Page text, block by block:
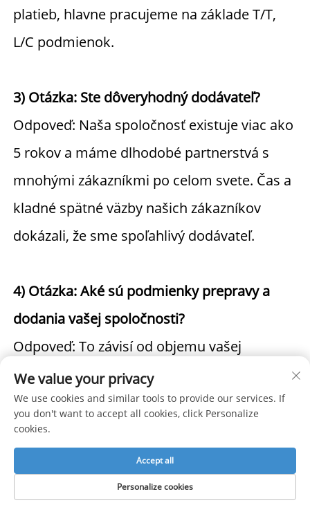
platieb, hlavne pracujeme na základe T/T,
L/C podmienok.
3) Otázka: Ste dôveryhodný dodávateľ?
Odpoveď: Naša spoločnosť existuje viac ako
5 rokov a máme dlhodobé partnerstvá s
mnohými zákazníkmi po celom svete. Čas a
kladné spätné väzby našich zákazníkov
dokázali, že sme spoľahlivý dodávateľ.
4) Otázka: Aké sú podmienky prepravy a
dodania vašej spoločnosti?
Odpoveď: To závisí od objemu vašej
objednávky. V priemere trvá výroba 2-3
týždne. Dodanie letecky trvá bežne 3-7 dní,
námornou cestou zvyčajne 3-4 týždne.
Celková cena závisí od vašej konečnej
objednávky a od destinácie.
We value your privacy
We use cookies and similar tools to provide our services. If
you don't want to accept all cookies, click Personalize
cookies.
Personalize cookies
Accept all